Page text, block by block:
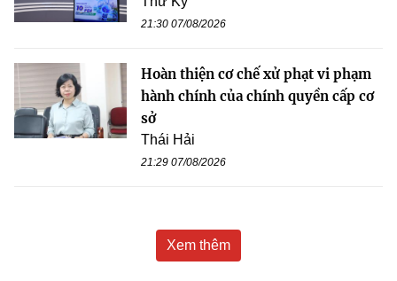
21:30 07/08/2026
Hoàn thiện cơ chế xử phạt vi phạm
hành chính của chính quyền cấp cơ
sở
Thái Hải
21:29 07/08/2026
Xem thêm